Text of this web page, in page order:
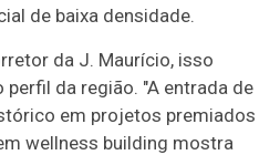
de baixa densidade.
da J. Maurício, isso
perfil da região. "A entrada de
em projetos premiados
wellness building mostra